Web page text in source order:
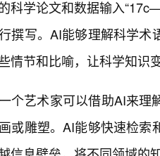
科学论文和数据输入
撰写。AI能够理解科学
情节和比喻，让科学知识
个艺术家可以借助AI来理
或雕塑。AI能够快速检